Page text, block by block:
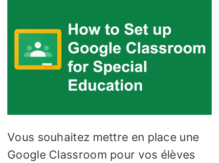
Vous souhaitez mettre en place une
Google Classroom pour vos élèves